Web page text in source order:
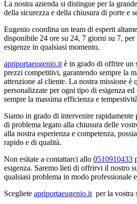
La nostra azienda si distingue per la
della sicurezza e della chiusura di porte e
Eugenio coordina un team di esperti
disponibile 24 ore su 24, 7 giorni su 7, per
esigenze in qualsiasi momento.
apriportaeugenio.it è in grado di offrire un
prezzi competitivi, garantendo sempre la
attenzione al cliente. La nostra missione
personalizzate per ogni tipo di esigenza ed
sempre la massima efficienza e
Siamo in grado di intervenire rapidamente
di problema legato alla chiusura delle
alla nostra esperienza e competenza,
rapido e di qualità.
Non esitate a contattarci allo 0510910433
esigenza. Saremo lieti di offrirvi il nostro
qualsiasi problema in modo professionale
Scegliete apriportaeugenio.it per la vostra